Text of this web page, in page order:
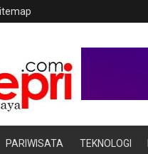
PARIWISATA TEKNOLOGI